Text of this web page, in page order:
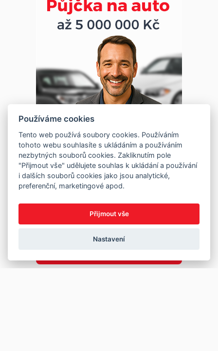
Používáme cookies
Tento web používá soubory cookies. Používáním
tohoto webu souhlasíte s ukládáním a používáním
nezbytných souborů cookies. Zakliknutím pole
"Přijmout vše" udělujete souhlas k ukládání a používání
i dalších souborů cookies jako jsou analytické,
preferenční, marketingové apod.
Přijmout vše
Nastavení